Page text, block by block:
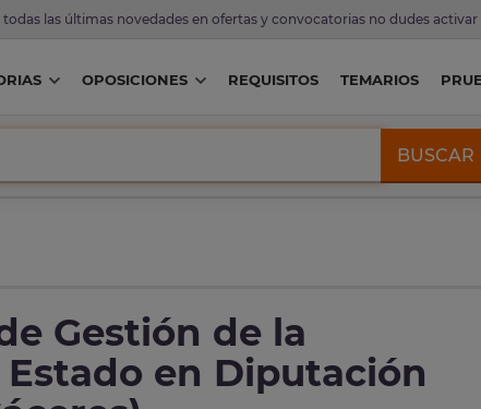
las últimas novedades en ofertas y convocatorias no dudes activar
OPOSICIONES REQUISITOS TEMARIOS
BUSCAR
Gestión de la
en Diputación